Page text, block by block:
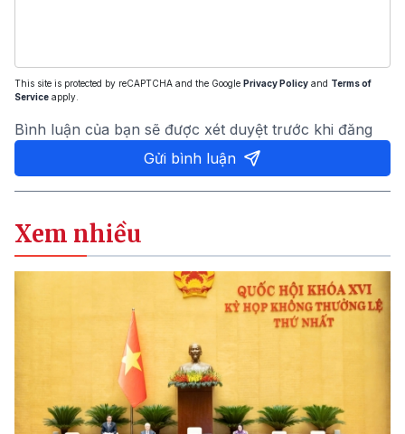
This site is protected by reCAPTCHA and the Google Privacy Policy and Terms of
Service apply.
Bình luận của bạn sẽ được xét duyệt trước khi đăng
Gửi bình luận
Xem nhiều